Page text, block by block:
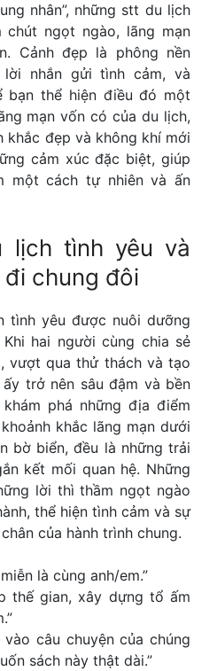
nhân”, những stt du lịch
chút ngọt ngào, lãng mạn
Cảnh đẹp là phông nền
lời nhắn gửi tình cảm, và
bạn thể hiện điều đó một
mạn vốn có của du lịch,
khắc đẹp và không khí mới
cảm xúc đặc biệt, giúp
một cách tự nhiên và ấn
lịch tình yêu và
chung đôi
tình yêu được nuôi dưỡng
hai người cùng chia sẻ
vượt qua thử thách và tạo
trở nên sâu đậm và bền
phá những địa điểm
khắc lãng mạn dưới
bờ biển, đều là những trải
kết mối quan hệ. Những
lời thì thầm ngọt ngào
thể hiện tình cảm và sự
của hành trình chung.
là cùng anh/em.”
thế gian, xây dựng tổ ấm
câu chuyện của chúng
sách này thật dài.”